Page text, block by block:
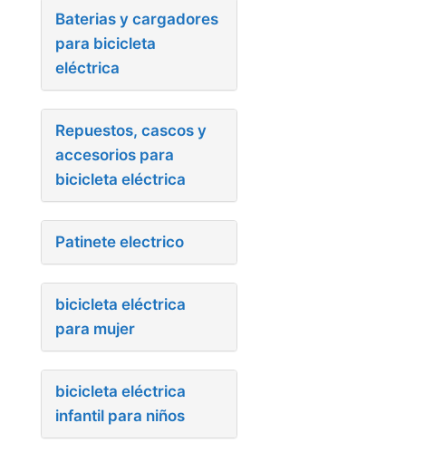
Baterias y cargadores
para bicicleta
eléctrica
Repuestos, cascos y
accesorios para
bicicleta eléctrica
Patinete electrico
bicicleta eléctrica
para mujer
bicicleta eléctrica
infantil para niños